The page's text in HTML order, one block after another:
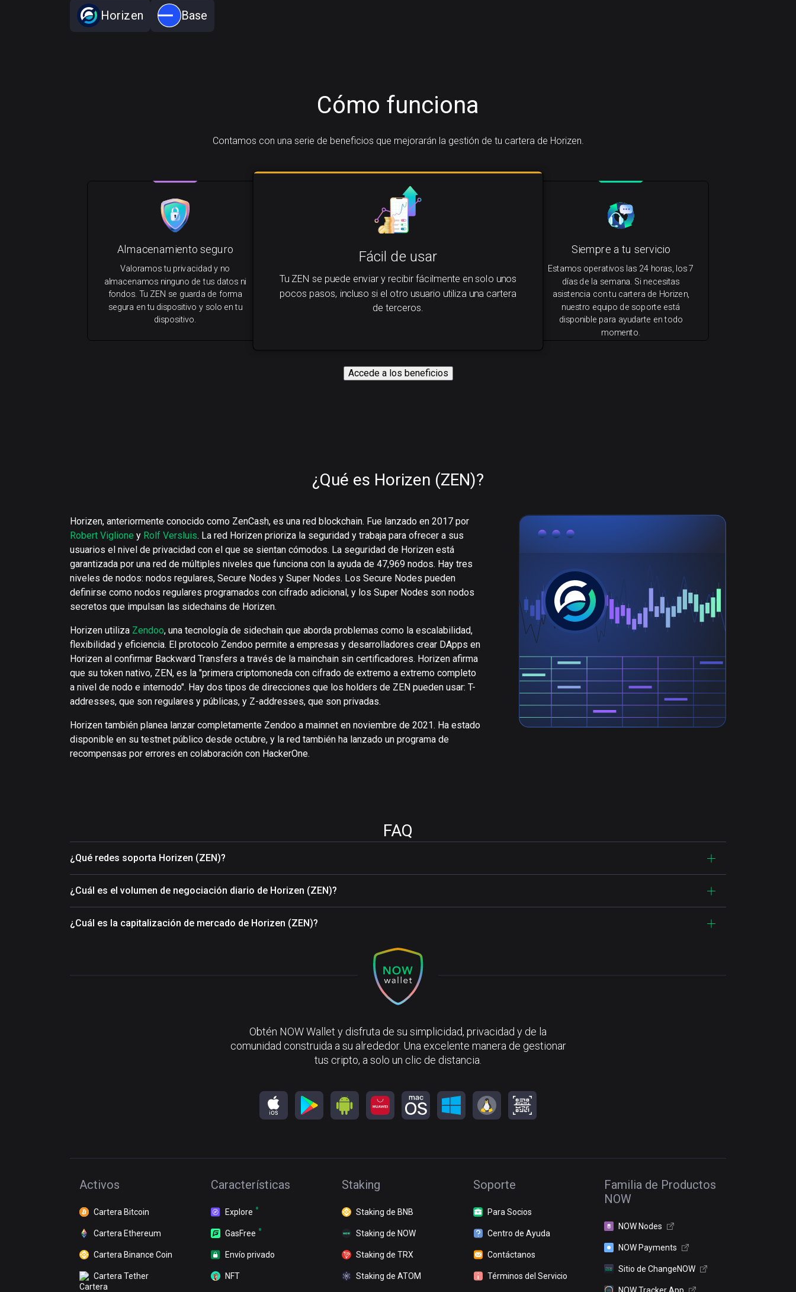
Horizen Base
Cómo funciona
Contamos con una serie de beneficios que mejorarán la gestión de tu cartera de Horizen.
Fácil de usar
Tu ZEN se puede enviar y recibir fácilmente en solo unos
pocos pasos, incluso si el otro usuario utiliza una cartera
de terceros.
Siempre a tu servicio
Estamos operativos las 24 horas, los 7
días de la semana. Si necesitas
asistencia con tu cartera de Horizen,
nuestro equipo de soporte está
disponible para ayudarte en todo
momento.
Almacenamiento seguro
Valoramos tu privacidad y no
almacenamos ninguno de tus datos ni
fondos. Tu ZEN se guarda de forma
segura en tu dispositivo y solo en tu
dispositivo.
Accede a los beneficios
¿Qué es Horizen (ZEN)?
Horizen, anteriormente conocido como ZenCash, es una red blockchain. Fue lanzado en 2017 por
Robert Viglione y Rolf Versluis. La red Horizen prioriza la seguridad y trabaja para ofrecer a sus
usuarios el nivel de privacidad con el que se sientan cómodos. La seguridad de Horizen está
garantizada por una red de múltiples niveles que funciona con la ayuda de 47,969 nodos. Hay tres
niveles de nodos: nodos regulares, Secure Nodes y Super Nodes. Los Secure Nodes pueden
definirse como nodos regulares programados con cifrado adicional, y los Super Nodes son nodos
secretos que impulsan las sidechains de Horizen.
Horizen utiliza Zendoo, una tecnología de sidechain que aborda problemas como la escalabilidad,
flexibilidad y eficiencia. El protocolo Zendoo permite a empresas y desarrolladores crear DApps en
Horizen al confirmar Backward Transfers a través de la mainchain sin certificadores. Horizen afirma
que su token nativo, ZEN, es la "primera criptomoneda con cifrado de extremo a extremo completo
a nivel de nodo e internodo". Hay dos tipos de direcciones que los holders de ZEN pueden usar: T-
addresses, que son regulares y públicas, y Z-addresses, que son privadas.
Horizen también planea lanzar completamente Zendoo a mainnet en noviembre de 2021. Ha estado
disponible en su testnet público desde octubre, y la red también ha lanzado un programa de
recompensas por errores en colaboración con HackerOne.
FAQ
¿Qué redes soporta Horizen (ZEN)?
¿Cuál es el volumen de negociación diario de Horizen (ZEN)?
¿Cuál es la capitalización de mercado de Horizen (ZEN)?
Obtén NOW Wallet y disfruta de su simplicidad, privacidad y de la
comunidad construida a su alrededor. Una excelente manera de gestionar
tus cripto, a solo un clic de distancia.
Activos
Cartera Bitcoin
Cartera Ethereum
Cartera Binance Coin
Cartera Tether
Características
Explore
GasFree
Envío privado
NFT
Staking
Staking de BNB
Staking de NOW
Staking de TRX
Staking de ATOM
Soporte
Para Socios
Centro de Ayuda
Contáctanos
Términos del Servicio
Familia de Productos
NOW
NOW Nodes
NOW Payments
Sitio de ChangeNOW